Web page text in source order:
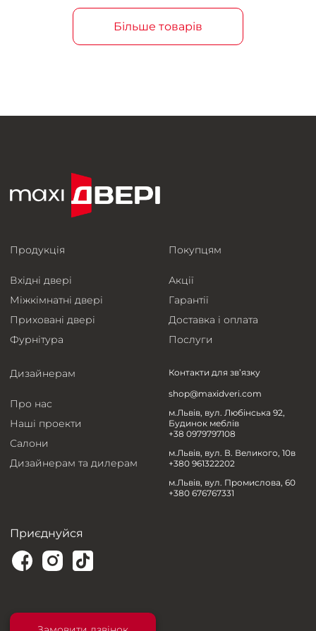
Більше товарів
Продукція
Вхідні двері
Міжкімнатні двері
Приховані двері
Фурнітура
Покупцям
Акції
Гарантії
Доставка і оплата
Послуги
Дизайнерам
Про нас
Наші проекти
Салони
Дизайнерам та дилерам
Контакти для зв’язку
shop@maxidveri.com
м.Львів, вул. Любінська 92,
Будинок меблів
+38 0979797108
м.Львів, вул. В. Великого, 10в
+380 961322202
м.Львів, вул. Промислова, 60
+380 676767331
Приєднуйся